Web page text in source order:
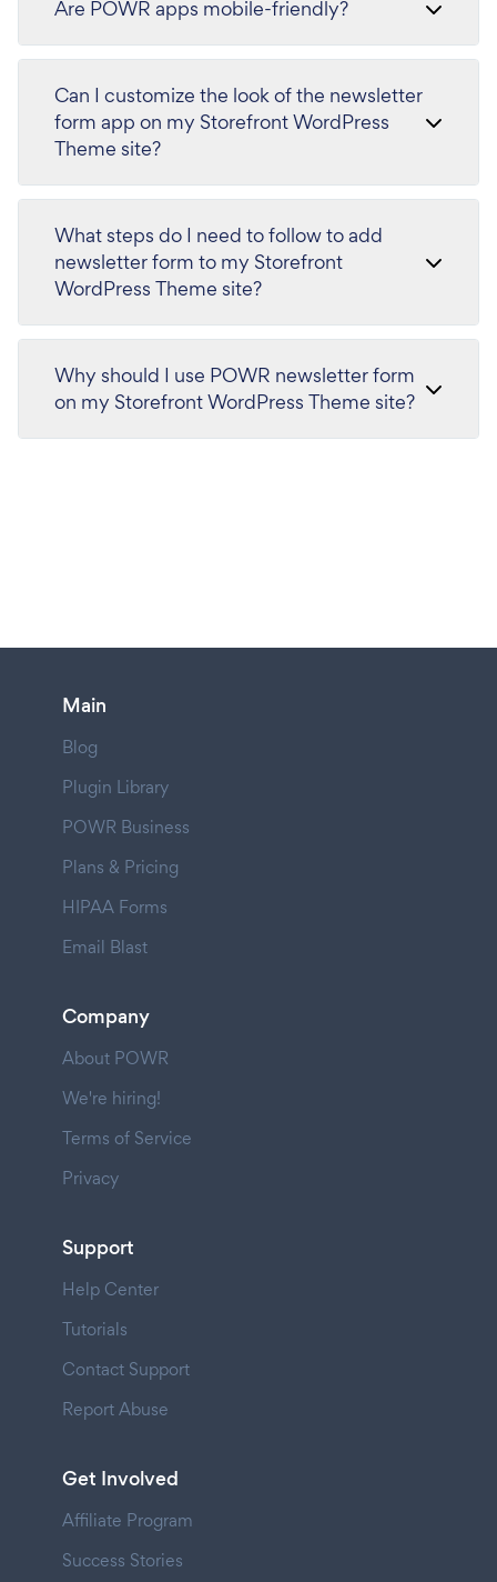
Are POWR apps mobile-friendly?
Can I customize the look of the newsletter
form app on my Storefront WordPress
Theme site?
What steps do I need to follow to add
newsletter form to my Storefront
WordPress Theme site?
Why should I use POWR newsletter form
on my Storefront WordPress Theme site?
Main
Blog
Plugin Library
POWR Business
Plans & Pricing
HIPAA Forms
Email Blast
Company
About POWR
We're hiring!
Terms of Service
Privacy
Support
Help Center
Tutorials
Contact Support
Report Abuse
Get Involved
Affiliate Program
Success Stories